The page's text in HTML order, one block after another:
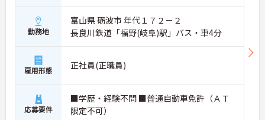
勤務地
富山県 砺波市 年代１７２－２
長良川鉄道「福野(岐阜)駅」バス・車4分
雇用形態 正社員(正職員)
応募要件
■学歴・経験不問 ■普通自動車免許（ＡＴ
限定不可）